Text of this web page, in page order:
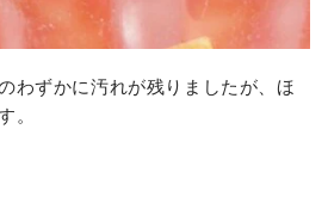
わずかに汚れが残りましたが、ほ
。